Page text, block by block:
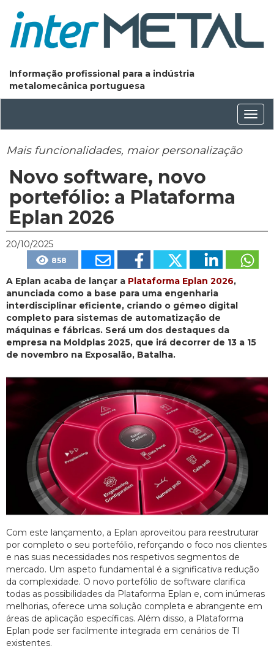
Informação profissional para a indústria
metalomecânica portuguesa
Mais funcionalidades, maior personalização
Novo software, novo
portefólio: a Plataforma
Eplan 2026
20/10/2025
858
A Eplan acaba de lançar a Plataforma Eplan 2026,
anunciada como a base para uma engenharia
interdisciplinar eficiente, criando o gémeo digital
completo para sistemas de automatização de
máquinas e fábricas. Será um dos destaques da
empresa na Moldplas 2025, que irá decorrer de 13 a 15
de novembro na Exposalão, Batalha.
Com este lançamento, a Eplan aproveitou para reestruturar
por completo o seu portefólio, reforçando o foco nos clientes
e nas suas necessidades nos respetivos segmentos de
mercado. Um aspeto fundamental é a significativa redução
da complexidade. O novo portefólio de software clarifica
todas as possibilidades da Plataforma Eplan e, com inúmeras
melhorias, oferece uma solução completa e abrangente em
áreas de aplicação específicas. Além disso, a Plataforma
Eplan pode ser facilmente integrada em cenários de TI
existentes.